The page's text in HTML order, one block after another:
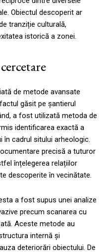
Obiectul descoperit ar
tranziție culturală,
istorică a zonei.
de metode avansate
găsit pe șantierul
a fost utilizată metoda de
identificarea exactă a
cadrul sitului arheologic.
precisă a tuturor
înțelegerea relațiilor
descoperite în vecinătate.
a fost supus unei analize
precum scanarea cu
Aceste metode au
internă și
deteriorări obiectului. De